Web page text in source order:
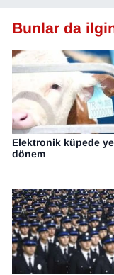
Bunlar da
Elektronik küpede
dönem